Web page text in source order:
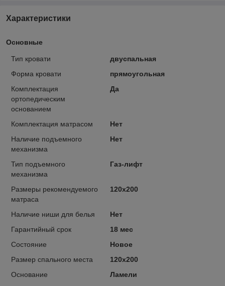
Характеристики
Основные
Тип кровати
двуспальная
Форма кровати
прямоугольная
Комплектация
ортопедическим
основанием
Да
Комплектация матрасом
Нет
Наличие подъемного
механизма
Нет
Тип подъемного
механизма
Газ-лифт
Размеры рекомендуемого
матраса
120х200
Наличие ниши для белья
Нет
Гарантийный срок
18 мес
Состояние
Новое
Размер спального места
120х200
Основание
Ламели